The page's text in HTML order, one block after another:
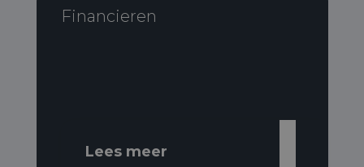
Financieren
Lees meer